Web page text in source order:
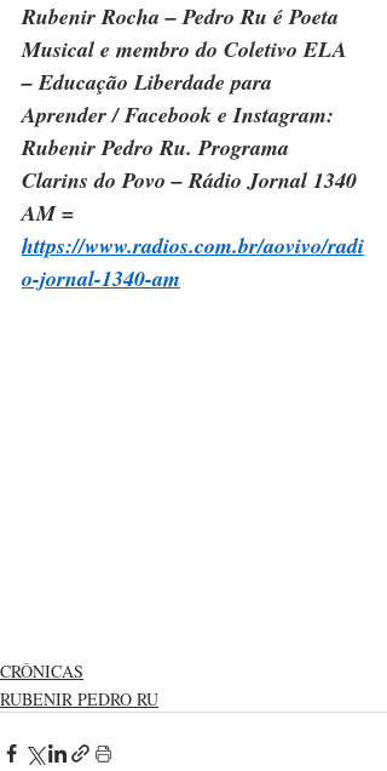
Rubenir Rocha – Pedro Ru é Poeta
Musical e membro do Coletivo ELA
– Educação Liberdade para
Aprender / Facebook e Instagram:
Rubenir Pedro Ru. Programa
Clarins do Povo – Rádio Jornal 1340
AM =
https://www.radios.com.br/aovivo/radi
o-jornal-1340-am
CRÔNICAS
RUBENIR PEDRO RU